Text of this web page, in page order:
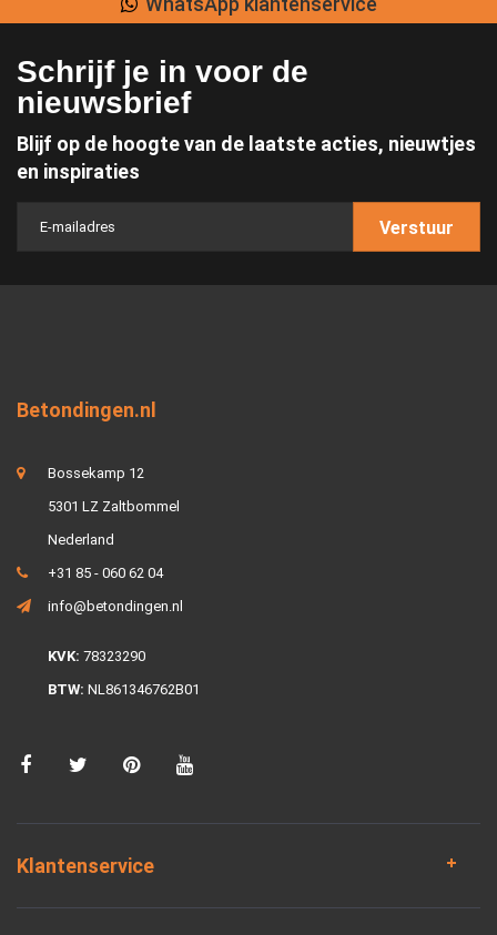
Schrijf je in voor de
nieuwsbrief
Blijf op de hoogte van de laatste acties, nieuwtjes
en inspiraties
Verstuur
Betondingen.nl
Bossekamp 12
5301 LZ Zaltbommel
Nederland
+31 85 - 060 62 04
info@betondingen.nl
KVK: 78323290
BTW: NL861346762B01
Klantenservice